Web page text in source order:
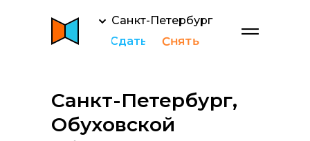
Сдать Снять
Санкт-Петербург
Санкт-Петербург,
Обуховской